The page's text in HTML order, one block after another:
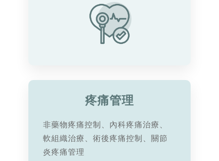
疼痛管理
非藥物疼痛控制、內科疼痛治療、
軟組織治療、術後疼痛控制、關節
炎疼痛管理